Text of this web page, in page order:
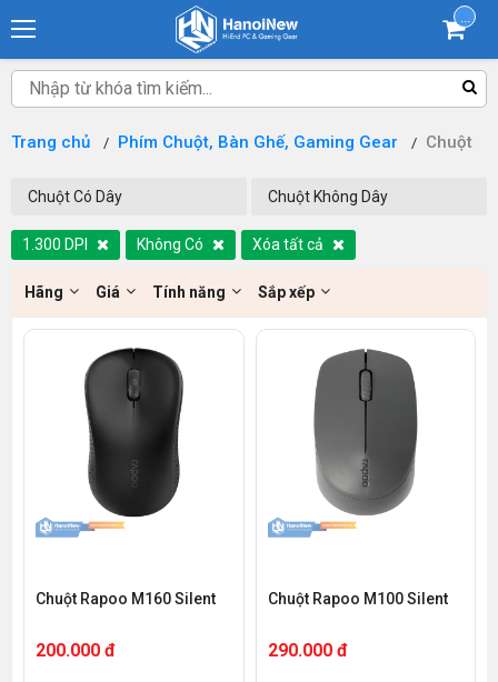
Trang chủ Phím Chuột, Bàn Ghế, Gaming Gear Chuột
Chuột Có Dây Chuột Không Dây
1.300 DPI Không Có Xóa tất cả
Hãng Giá Tính năng Sắp xếp
Chuột Rapoo M160 Silent
200.000 đ
Chuột Rapoo M100 Silent
290.000 đ